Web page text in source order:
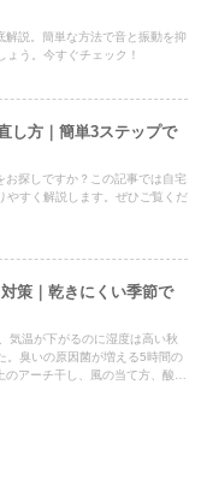
説。簡単な方法で音と振動を抑
ょう。今すぐチェック！
し方｜簡単3ステップで
探しですか？この記事では自宅
やすく解説します。ぜひご覧くだ
策｜乾きにくい季節で
気温が下がるのに湿度は高い秋
。臭いの原因菌が増える5時間の
アーチ干し、風の当て方、酸素